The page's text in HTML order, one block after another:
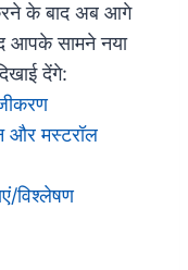
के बाद अब आगे
आपके सामने नया
देंगे:
और मस्टरॉल
विश्लेषण